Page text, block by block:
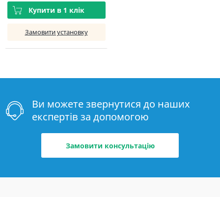
Купити в 1 клік
Замовити установку
Ви можете звернутися до наших
експертів за допомогою
Замовити консультацію